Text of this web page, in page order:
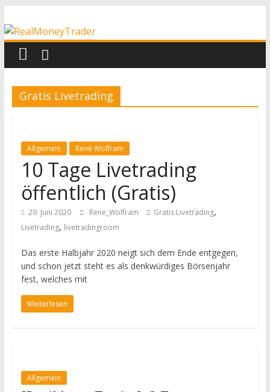
Inhalt
springen
RealMoneyTrader
Echtgeld-
Trading
Gratis Livetrading
Allgemein René Wolfram
10 Tage Livetrading
öffentlich (Gratis)
29. Juni 2020 Rene_Wolfram Gratis Livetrading,
Livetrading, livetradingroom
Das erste Halbjahr 2020 neigt sich dem Ende entgegen,
und schon jetzt steht es als denkwürdiges Börsenjahr
fest, welches mit
Weiterlesen
Allgemein